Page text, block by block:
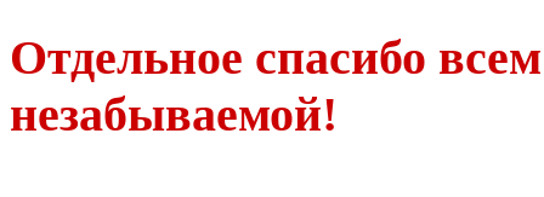
Отдельное спасибо
незабываемой!